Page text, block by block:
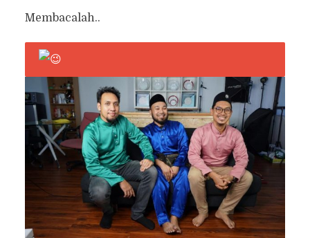
Membacalah..